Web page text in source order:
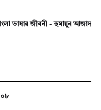
ভাষার জীবনী - হুমায়ুন আজাদ
০৮